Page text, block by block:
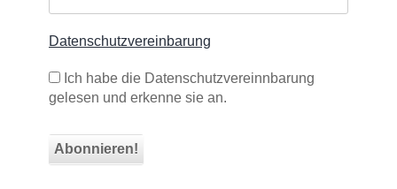
Datenschutzvereinbarung
Ich habe die Datenschutzvereinnbarung
gelesen und erkenne sie an.